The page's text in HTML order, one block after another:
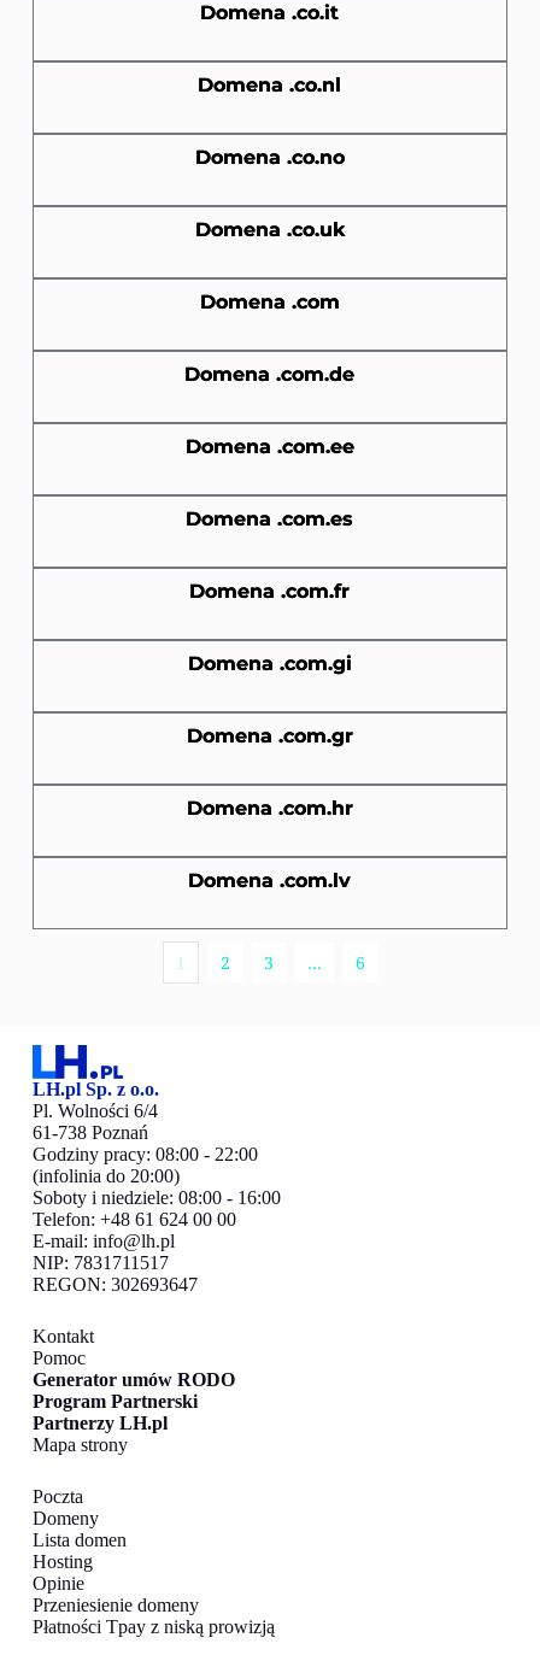
Domena .co.it
Domena .co.nl
Domena .co.no
Domena .co.uk
Domena .com
Domena .com.de
Domena .com.ee
Domena .com.es
Domena .com.fr
Domena .com.gi
Domena .com.gr
Domena .com.hr
Domena .com.lv
1 2 3 … 6
LH.pl Sp. z o.o.
Pl. Wolności 6/4
61-738 Poznań
Godziny pracy: 08:00 - 22:00
(infolinia do 20:00)
Soboty i niedziele: 08:00 - 16:00
Telefon: +48 61 624 00 00
E-mail: info@lh.pl
NIP: 7831711517
REGON: 302693647
Kontakt
Pomoc
Generator umów RODO
Program Partnerski
Partnerzy LH.pl
Mapa strony
Poczta
Domeny
Lista domen
Hosting
Opinie
Przeniesienie domeny
Płatności Tpay z niską prowizją